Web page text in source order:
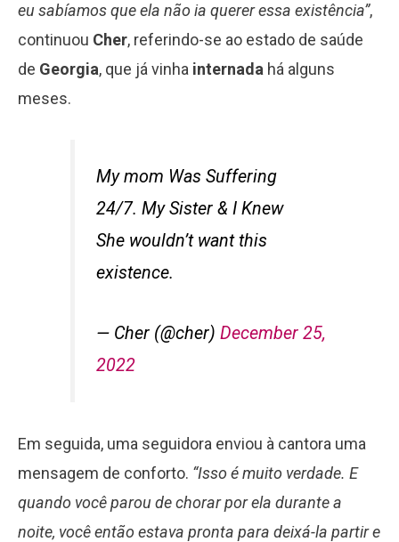
eu sabíamos que ela não ia querer essa existência”,
continuou Cher, referindo-se ao estado de saúde
de Georgia, que já vinha internada há alguns
meses.
My mom Was Suffering
24/7. My Sister & I Knew
She wouldn’t want this
existence.
— Cher (@cher)December 25,
2022
Em seguida, uma seguidora enviou à cantora uma
mensagem de conforto. “Isso é muito verdade. E
quando você parou de chorar por ela durante a
noite, você então estava pronta para deixá-la partir e